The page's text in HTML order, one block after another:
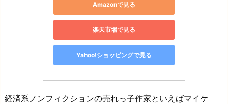
Amazonで見る
楽天市場で見る
Yahoo!ショッピングで見る
経済系ノンフィクションの売れっ子作家といえばマイケ